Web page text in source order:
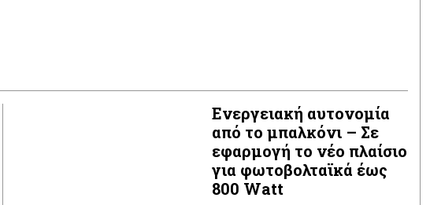
Ενεργειακή αυτονομία
από το μπαλκόνι – Σε
εφαρμογή το νέο πλαίσιο
για φωτοβολταϊκά έως
800 Watt